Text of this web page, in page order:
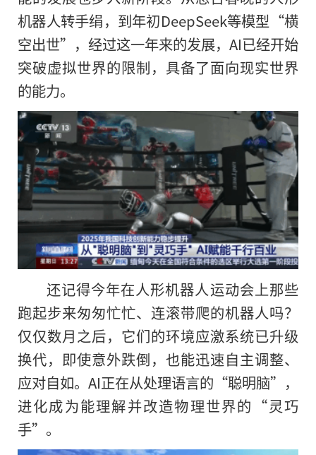
机器人转手绢，到年初DeepSeek等模型“横
空出世”，经过这一年来的发展，AI已经开始
突破虚拟世界的限制，具备了面向现实世界
的能力。
还记得今年在人形机器人运动会上那些
跑起步来匆匆忙忙、连滚带爬的机器人吗？
仅仅数月之后，它们的环境应激系统已升级
换代，即使意外跌倒，也能迅速自主调整、
应对自如。AI正在从处理语言的“聪明脑”，
进化成为能理解并改造物理世界的“灵巧
手”。